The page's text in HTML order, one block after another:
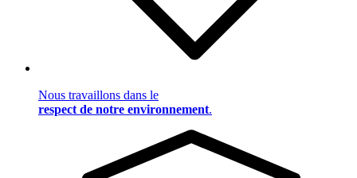
Nous travaillons dans le
respect de notre environnement.